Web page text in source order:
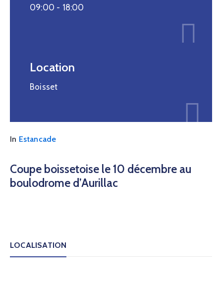
09:00 - 18:00
Location
Boisset
In Estancade
Coupe boissetoise le 10 décembre au
boulodrome d’Aurillac
LOCALISATION